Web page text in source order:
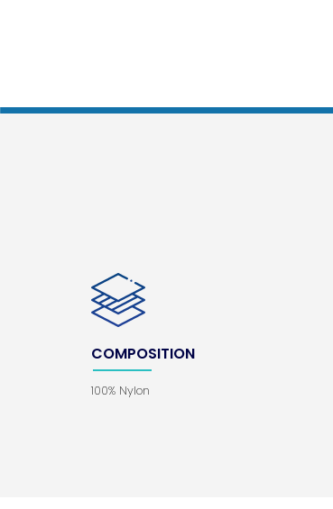
COMPOSITION
100% Nylon